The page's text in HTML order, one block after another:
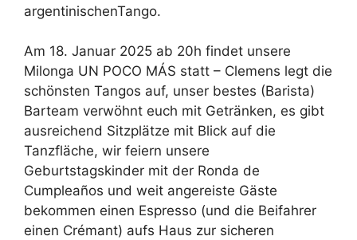
argentinischenTango.
Am 18. Januar 2025 ab 20h findet unsere
Milonga UN POCO MÁS statt – Clemens legt die
schönsten Tangos auf, unser bestes (Barista)
Barteam verwöhnt euch mit Getränken, es gibt
ausreichend Sitzplätze mit Blick auf die
Tanzfläche, wir feiern unsere
Geburtstagskinder mit der Ronda de
Cumpleaños und weit angereiste Gäste
bekommen einen Espresso (und die Beifahrer
einen Crémant) aufs Haus zur sicheren